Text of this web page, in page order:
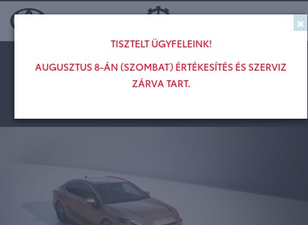
Kifinomult innováció
ISMERJE MEG AZ ÚJ TOYOTA CAMRY-T
×
TISZTELT ÜGYFELEINK!
AUGUSZTUS 8-ÁN (SZOMBAT) ÉRTÉKESÍTÉS ÉS SZERVIZ
ZÁRVA TART.